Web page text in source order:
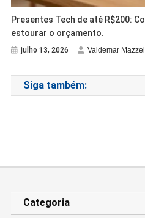
Presentes Tech de até R$200: Como acertar no presente sem
estourar o orçamento.
julho 13, 2026 Valdemar Mazzei
Siga também:
Categoria